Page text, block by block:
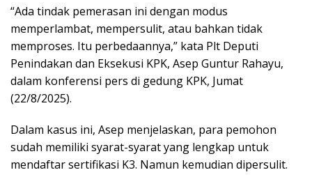
“Ada tindak pemerasan ini dengan modus
memperlambat, mempersulit, atau bahkan tidak
memproses. Itu perbedaannya,” kata Plt Deputi
Penindakan dan Eksekusi KPK, Asep Guntur Rahayu,
dalam konferensi pers di gedung KPK, Jumat
(22/8/2025).
Dalam kasus ini, Asep menjelaskan, para pemohon
sudah memiliki syarat-syarat yang lengkap untuk
mendaftar sertifikasi K3. Namun kemudian dipersulit.